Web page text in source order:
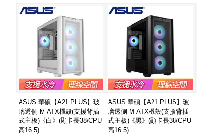
ASUS 華碩【A21 PLUS】玻
璃透側 M-ATX機殼(支援背插
式主板)《白》(顯卡長38/CPU
高16.5)
ASUS 華碩【A21 PLUS】玻
璃透側 M-ATX機殼(支援背插
式主板)《黑》(顯卡長38/CPU
高16.5)